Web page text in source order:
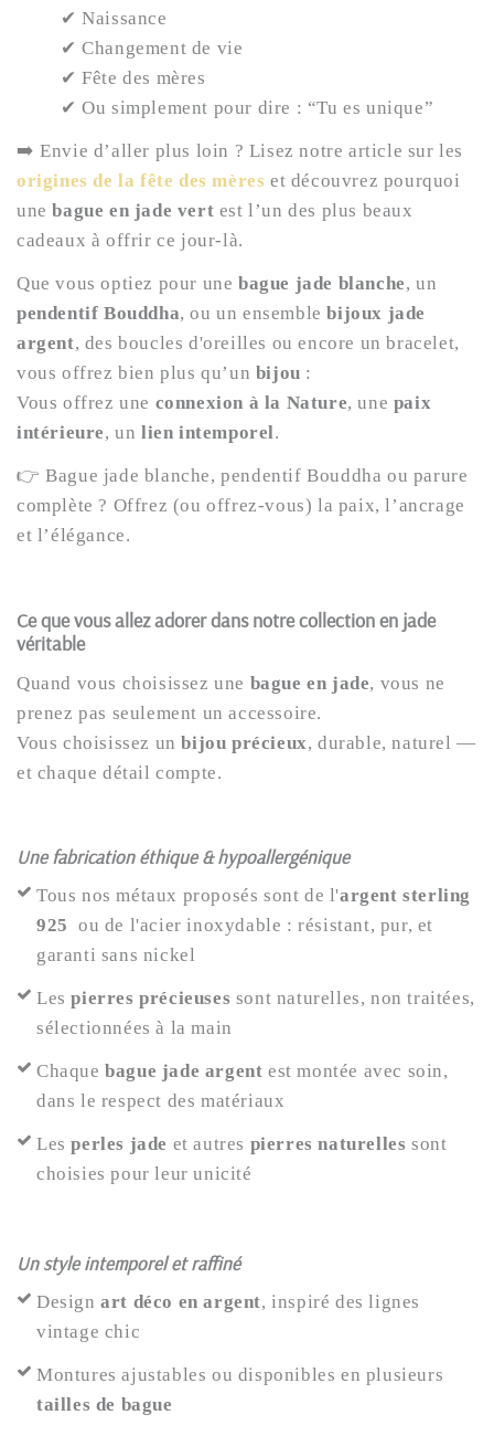
✔ Naissance
✔ Changement de vie
✔ Fête des mères
✔ Ou simplement pour dire : “Tu es unique”
➡️ Envie d’aller plus loin ? Lisez notre article sur les
origines de la fête des mères et découvrez pourquoi
unebague en jade vert est l’un des plus beaux
cadeaux à offrir ce jour-là.
Que vous optiez pour une bague jade blanche, un
pendentif Bouddha, ou un ensemblebijoux jade
argent, des boucles d'oreilles ou encore un bracelet,
vous offrez bien plus qu’un bijou :
Vous offrez une connexion à la Nature, une paix
intérieure, un lien intemporel.
👉 Bague jade blanche, pendentif Bouddha ou parure
complète ? Offrez (ou offrez-vous) la paix, l’ancrage
et l’élégance.
Ce que vous allez adorer dans notre collection en jade
véritable
Quand vous choisissez une bague en jade, vous ne
prenez pas seulement un accessoire.
Vous choisissez unbijou précieux, durable, naturel —
et chaque détail compte.
Une fabrication éthique & hypoallergénique
Tous nos métaux proposés sont de l'argent sterling
925 ou de l'acier inoxydable : résistant, pur, et
garanti sans nickel
Lespierres précieuses sont naturelles, non traitées,
sélectionnées à la main
Chaquebague jade argent est montée avec soin,
dans le respect des matériaux
Lesperles jade et autres pierres naturelles sont
choisies pour leur unicité
Un style intemporel et raffiné
Designart déco en argent, inspiré des lignes
vintage chic
Montures ajustables ou disponibles en plusieurs
tailles de bague